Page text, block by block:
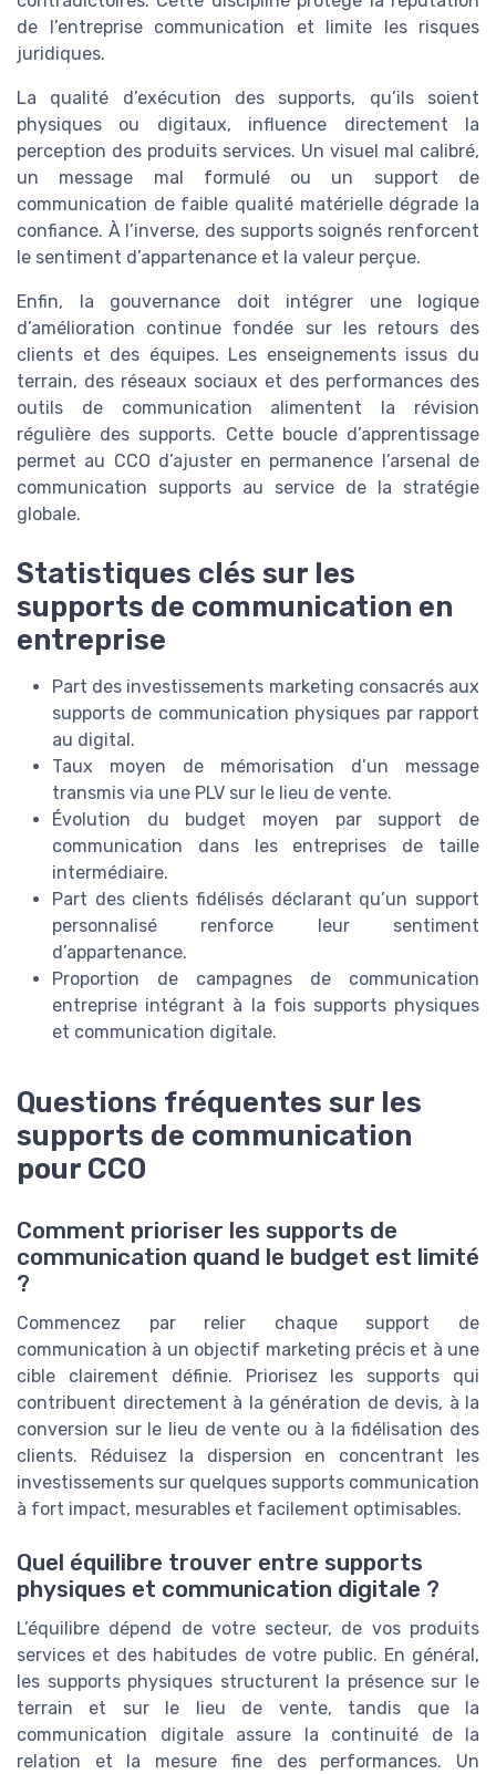
de l’entreprise communication et limite les risques
juridiques.
La qualité d’exécution des supports, qu’ils soient
physiques ou digitaux, influence directement la
perception des produits services. Un visuel mal calibré,
un message mal formulé ou un support de
communication de faible qualité matérielle dégrade la
confiance. À l’inverse, des supports soignés renforcent
le sentiment d’appartenance et la valeur perçue.
Enfin, la gouvernance doit intégrer une logique
d’amélioration continue fondée sur les retours des
clients et des équipes. Les enseignements issus du
terrain, des réseaux sociaux et des performances des
outils de communication alimentent la révision
régulière des supports. Cette boucle d’apprentissage
permet au CCO d’ajuster en permanence l’arsenal de
communication supports au service de la stratégie
globale.
Statistiques clés sur les
supports de communication en
entreprise
Part des investissements marketing consacrés aux
supports de communication physiques par rapport
au digital.
Taux moyen de mémorisation d’un message
transmis via une PLV sur le lieu de vente.
Évolution du budget moyen par support de
communication dans les entreprises de taille
intermédiaire.
Part des clients fidélisés déclarant qu’un support
personnalisé renforce leur sentiment
d’appartenance.
Proportion de campagnes de communication
entreprise intégrant à la fois supports physiques
et communication digitale.
Questions fréquentes sur les
supports de communication
pour CCO
Comment prioriser les supports de
communication quand le budget est limité
?
Commencez par relier chaque support de
communication à un objectif marketing précis et à une
cible clairement définie. Priorisez les supports qui
contribuent directement à la génération de devis, à la
conversion sur le lieu de vente ou à la fidélisation des
clients. Réduisez la dispersion en concentrant les
investissements sur quelques supports communication
à fort impact, mesurables et facilement optimisables.
Quel équilibre trouver entre supports
physiques et communication digitale ?
L’équilibre dépend de votre secteur, de vos produits
services et des habitudes de votre public. En général,
les supports physiques structurent la présence sur le
terrain et sur le lieu de vente, tandis que la
communication digitale assure la continuité de la
relation et la mesure fine des performances. Un